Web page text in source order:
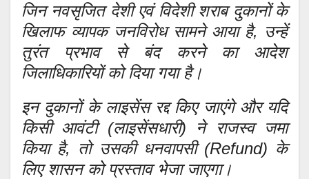
जिन नवसृजित देशी एवं विदेशी शराब दुकानों के
खिलाफ व्यापक जनविरोध सामने आया है, उन्हें
तुरंत प्रभाव से बंद करने का आदेश
जिलाधिकारियों को दिया गया है।
इन दुकानों के लाइसेंस रद्द किए जाएंगे और यदि
किसी आवंटी (लाइसेंसधारी) ने राजस्व जमा
किया है, तो उसकी धनवापसी (Refund) के
लिए शासन को प्रस्ताव भेजा जाएगा।